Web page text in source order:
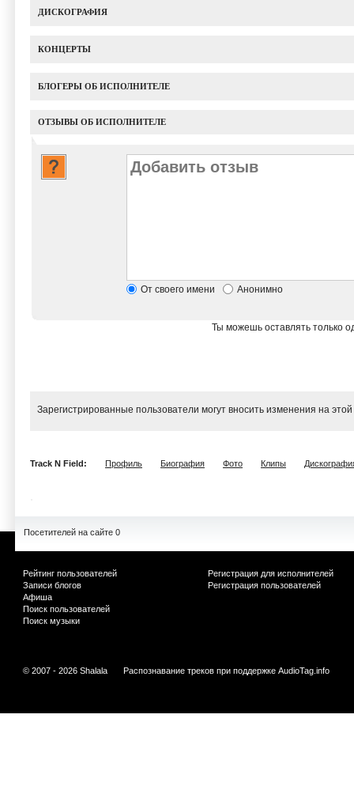
ДИСКОГРАФИЯ
КОНЦЕРТЫ
БЛОГЕРЫ ОБ ИСПОЛНИТЕЛЕ
ОТЗЫВЫ ОБ ИСПОЛНИТЕЛЕ
От своего имени Анонимно
Ты можешь оставлять только
Зарегистрированные пользователи могут вносить изменения на
Track N Field: Профиль Биография Фото Клипы
Посетителей на сайте 0
Рейтинг пользователей
Записи блогов
Афиша
Поиск пользователей
Поиск музыки
Регистрация для исполнителей
Регистрация пользователей
© 2007 - 2026 Shalala Распознавание треков при поддержке AudioTag.info